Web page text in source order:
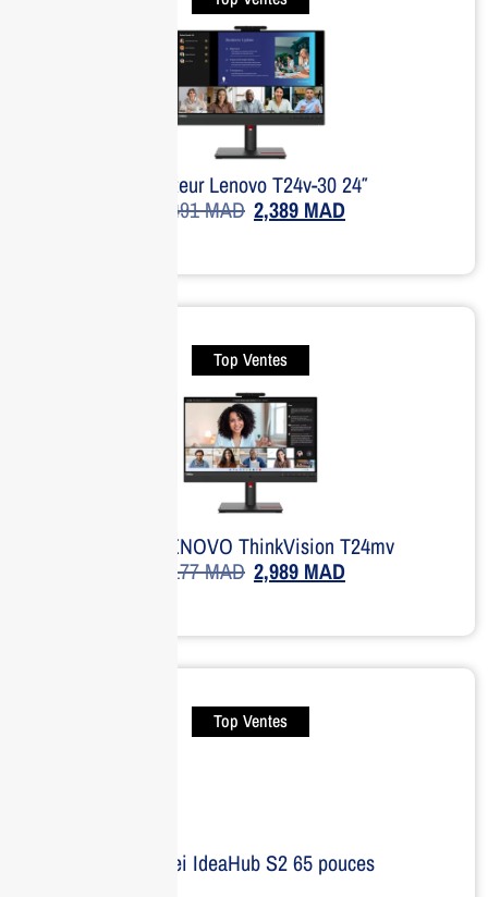
Moniteur Lenovo T24v-30 24″
3,491MAD 2,389 MAD
Top Ventes
Écran LENOVO ThinkVision T24mv
4,177MAD 2,989 MAD
Top Ventes
Huawei IdeaHub S2 65 pouces